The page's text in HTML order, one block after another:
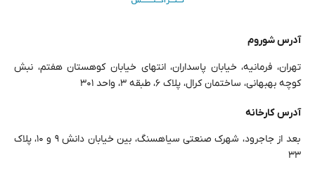
آدرس شوروم
تهران، فرمانیه، خیابان پاسداران، انتهای خیابان کوهستان هفتم، نبش
کوچه بهبهانی، ساختمان کرال، پلاک ۶، طبقه ۳، واحد ۳۰۱
آدرس کارخانه
بعد از جاجرود، شهرک صنعتی سیاهسنگ، بین خیابان دانش ۹ و ۱۰، پلاک
۳۳